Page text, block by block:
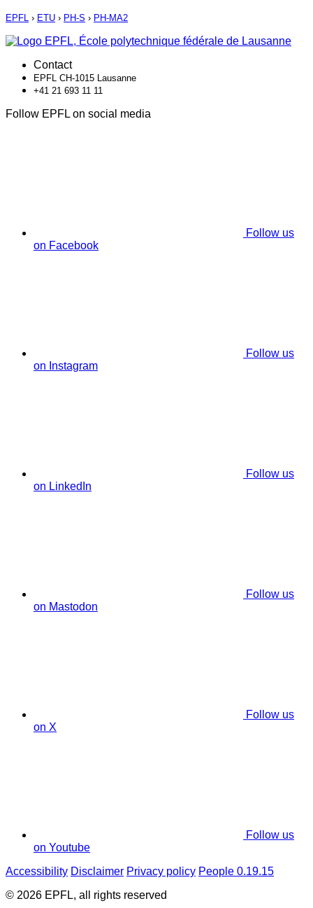
EPFL › ETU › PH-S › PH-MA2
Contact
EPFL CH-1015 Lausanne
+41 21 693 11 11
Follow EPFL on social media
Follow us
on Facebook
Follow us
on Instagram
Follow us
on LinkedIn
Follow us
on Mastodon
Follow us
on X
Follow us
on Youtube
Accessibility Disclaimer Privacy policy People 0.19.15
© 2026 EPFL, all rights reserved